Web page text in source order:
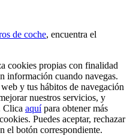
de coche, encuentra el
cookies propias con finalidad
información cuando navegas.
y tus hábitos de navegación
nuestros servicios, y
Clica aquípara obtener más
Puedes aceptar, rechazar
el botón correspondiente.